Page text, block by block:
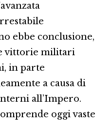
ebbe conclusione,
vittorie militari
in parte
a causa di
all’Impero.
oggi vaste